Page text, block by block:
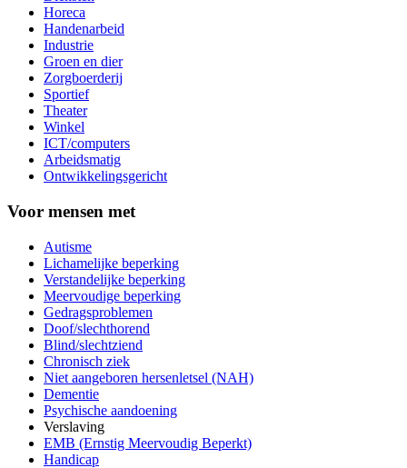
Horeca
Handenarbeid
Industrie
Groen en dier
Zorgboerderij
Sportief
Theater
Winkel
ICT/computers
Arbeidsmatig
Ontwikkelingsgericht
Voor mensen met
Autisme
Lichamelijke beperking
Verstandelijke beperking
Meervoudige beperking
Gedragsproblemen
Doof/slechthorend
Blind/slechtziend
Chronisch ziek
Niet aangeboren hersenletsel (NAH)
Dementie
Psychische aandoening
Verslaving
EMB (Ernstig Meervoudig Beperkt)
Handicap